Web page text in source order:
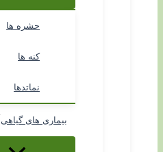
حشره ها
کنه ها
نماتدها
بیماری های گیاهی